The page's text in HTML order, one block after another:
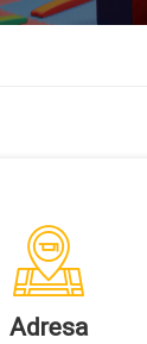
Adresa